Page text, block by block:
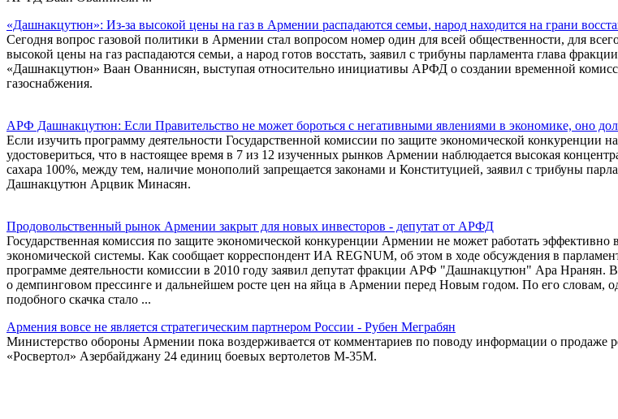
«Дашнакцутюн»: Из-за высокой цены на газ в Армении распадаются семьи, народ находится на грани
Сегодня вопрос газовой политики в Армении стал вопросом номер один для всей общественности, для всего
высокой цены на газ распадаются семьи, а народ готов восстать, заявил с трибуны парламента глава
«Дашнакцутюн» Ваан Ованнисян, выступая относительно инициативы АРФД о создании временной
газоснабжения.
АРФ Дашнакцутюн: Если Правительство не может бороться с негативными явлениями в экономике, оно
Если изучить программу деятельности Государственной комиссии по защите экономической конкуренции
удостовериться, что в настоящее время в 7 из 12 изученных рынков Армении наблюдается высокая
сахара 100%, между тем, наличие монополий запрещается законами и Конституцией, заявил с трибуны
Дашнакцутюн Арцвик Минасян.
Продовольственный рынок Армении закрыт для новых инвесторов - депутат от АРФД
Государственная комиссия по защите экономической конкуренции Армении не может работать
экономической системы. Как сообщает корреспондент ИА REGNUM, об этом в ходе обсуждения в
программе деятельности комиссии в 2010 году заявил депутат фракции АРФ "Дашнакцутюн" Ара Нранян.
о демпинговом прессинге и дальнейшем росте цен на яйца в Армении перед Новым годом. По его словам,
подобного скачка стало ...
Армения вовсе не является стратегическим партнером России - Рубен Меграбян
Министерство обороны Армении пока воздерживается от комментариев по поводу информации о продаже
«Росвертол» Азербайджану 24 единиц боевых вертолетов М-35М.